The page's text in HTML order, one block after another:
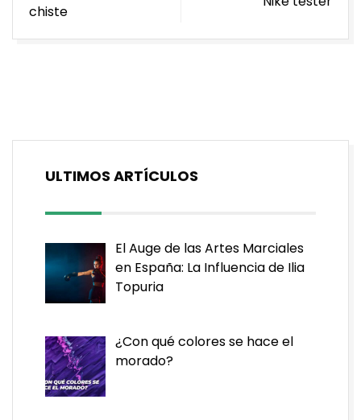
de
chiste
ULTIMOS ARTÍCULOS
El Auge de las Artes Marciales
en España: La Influencia de Ilia
Topuria
¿Con qué colores se hace el
morado?